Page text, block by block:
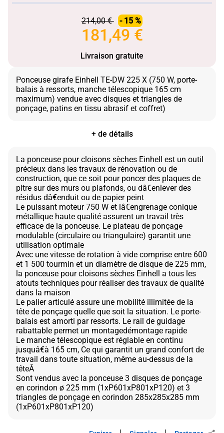
214,00 € - 15 %
181,49 €
Livraison gratuite
Ponceuse girafe Einhell TE-DW 225 X (750 W, porte-
balais à ressorts, manche télescopique 165 cm
maximum) vendue avec disques et triangles de
+ de détails
La ponceuse pour cloisons sèches Einhell est un outil
précieux dans les travaux de rénovation ou de
construction, que ce soit pour poncer des plaques de
pltre sur des murs ou plafonds, ou dâ€enlever des
résidus dâ€enduit ou de papier peint
Le puissant moteur 750 W et lâ€engrenage conique
métallique haute qualité assurent un travail très
efficace de la ponceuse. Le plateau de ponçage
modulable (circulaire ou triangulaire) garantit une
utilisation optimale
Avec une vitesse de rotation à vide comprise entre 600
et 1 500 tourmin et un diamètre de disque de 225 mm,
la ponceuse pour cloisons sèches Einhell a tous les
atouts techniques pour réaliser des travaux de qualité
dans la maison
Le palier articulé assure une mobilité illimitée de la
tête de ponçage quelle que soit la situation. Le porte-
balais est amorti par ressorts. Le rail de guidage
rabattable permet un montagedémontage rapide
Le manche télescopique est réglable en continu
jusquâ€à 165 cm, Ce qui garantit un grand confort de
travail dans toute situation, même au-dessus de la
têteÂ
Sont vendus avec la ponceuse 3 disques de ponçage
en corindon ø 225 mm (1xP601xP801xP120) et 3
triangles de ponçage en corindon 285x285x285 mm